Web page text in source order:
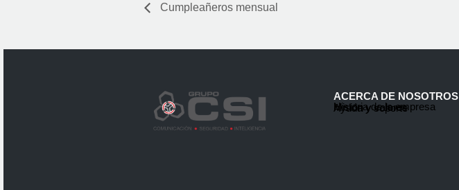
Cumpleañeros mensual
ACERCA DE NOSOTROS
Historia de la empresa
Misión y valores
Ayuda y soporte